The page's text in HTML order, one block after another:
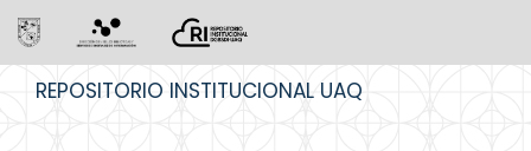
REPOSITORIO INSTITUCIONAL UAQ